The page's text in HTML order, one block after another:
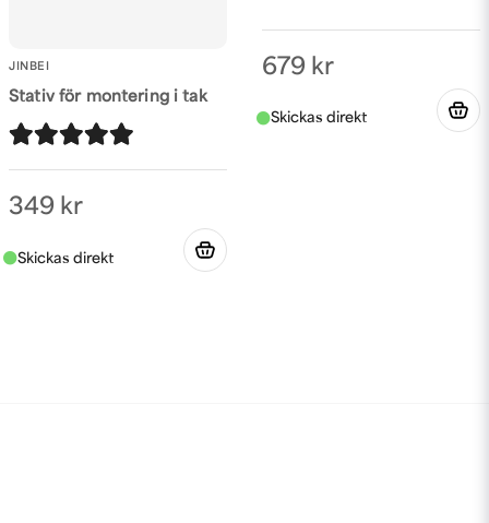
JINBEI
Stativ för montering i tak
349 kr
679 kr